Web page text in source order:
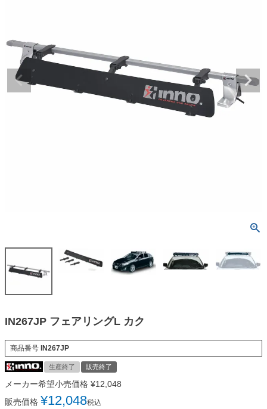
IN267JP フェアリングL カク
商品番号 IN267JP
生産終了 販売終了
メーカー希望小売価格 ¥12,048
販売価格 ¥12,048税込